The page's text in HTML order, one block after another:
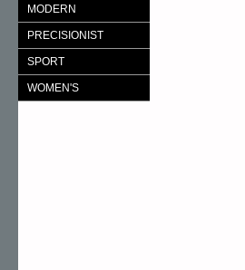
MODERN
PRECISIONIST
SPORT
WOMEN'S